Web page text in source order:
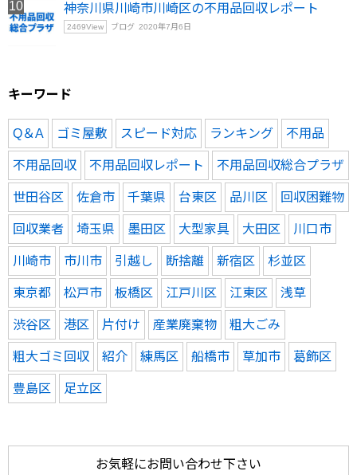
神奈川県川崎市川崎区の不用品回収レポート
2469View ブログ 2020年7月6日
キーワード
Q＆A ゴミ屋敷 スピード対応 ランキング 不用品
不用品回収 不用品回収レポート 不用品回収総合プラザ
世田谷区 佐倉市 千葉県 台東区 品川区 回収困難物
回収業者 埼玉県 墨田区 大型家具 大田区 川口市
川崎市 市川市 引越し 断捨離 新宿区 杉並区
東京都 松戸市 板橋区 江戸川区 江東区 浅草
渋谷区 港区 片付け 産業廃棄物 粗大ごみ
粗大ゴミ回収 紹介 練馬区 船橋市 草加市 葛飾区
豊島区 足立区
お気軽にお問い合わせ下さい